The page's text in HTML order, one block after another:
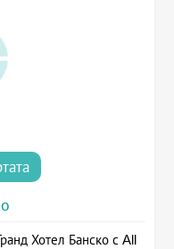
Хотел Банско с All